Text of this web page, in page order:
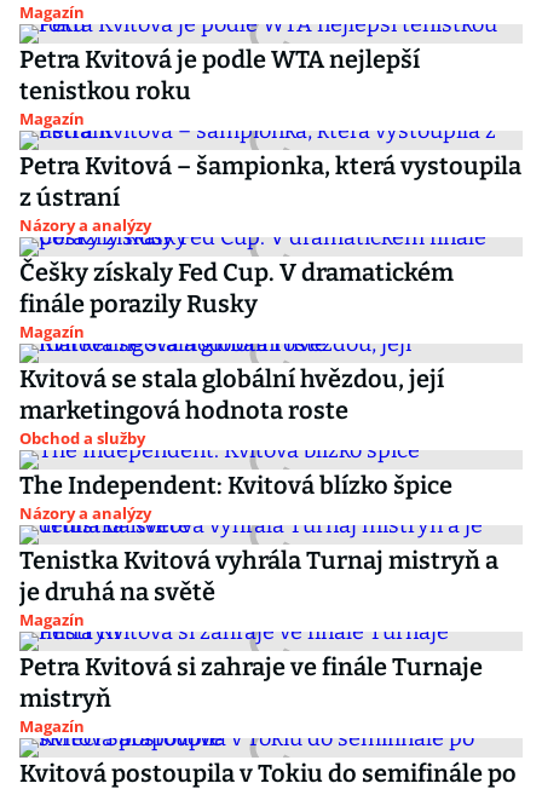
Magazín
Petra Kvitová je podle WTA nejlepší
tenistkou roku
Magazín
Petra Kvitová – šampionka, která vystoupila
z ústraní
Názory a analýzy
Češky získaly Fed Cup. V dramatickém
finále porazily Rusky
Magazín
Kvitová se stala globální hvězdou, její
marketingová hodnota roste
Obchod a služby
The Independent: Kvitová blízko špice
Názory a analýzy
Tenistka Kvitová vyhrála Turnaj mistryň a
je druhá na světě
Magazín
Petra Kvitová si zahraje ve finále Turnaje
mistryň
Magazín
Kvitová postoupila v Tokiu do semifinále po